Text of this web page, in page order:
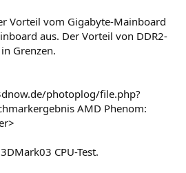
Vorteil vom Gigabyte-Mainboard
aus. Der Vorteil von DDR2-
Grenzen.
photoplog/file.php?
AMD Phenom:
CPU-Test.